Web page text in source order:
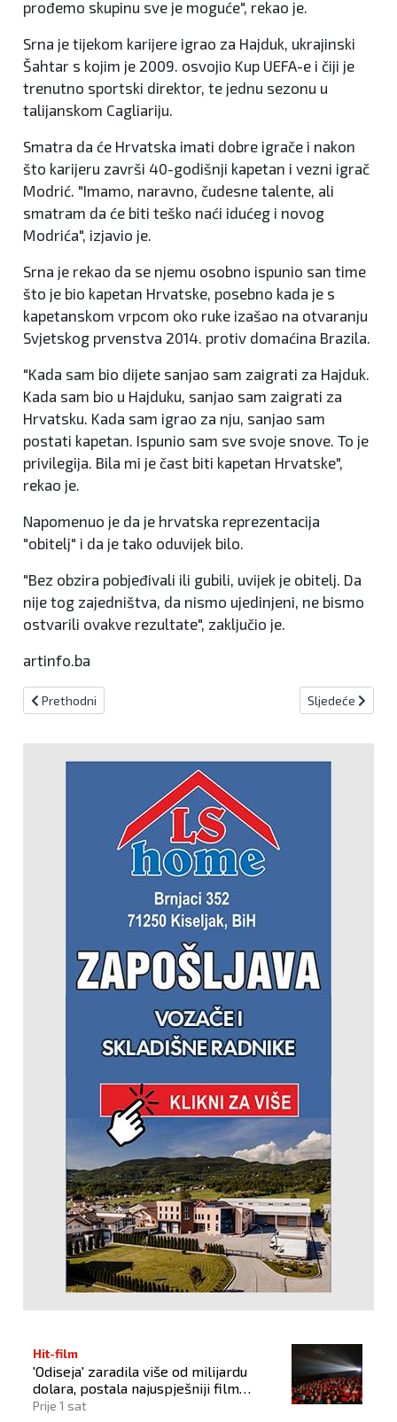
prođemo skupinu sve je moguće", rekao je.
Srna je tijekom karijere igrao za Hajduk, ukrajinski
Šahtar s kojim je 2009. osvojio Kup UEFA-e i čiji je
trenutno sportski direktor, te jednu sezonu u
talijanskom Cagliariju.
Smatra da će Hrvatska imati dobre igrače i nakon
što karijeru završi 40-godišnji kapetan i vezni igrač
Modrić. "Imamo, naravno, čudesne talente, ali
smatram da će biti teško naći idućeg i novog
Modrića", izjavio je.
Srna je rekao da se njemu osobno ispunio san time
što je bio kapetan Hrvatske, posebno kada je s
kapetanskom vrpcom oko ruke izašao na otvaranju
Svjetskog prvenstva 2014. protiv domaćina Brazila.
"Kada sam bio dijete sanjao sam zaigrati za Hajduk.
Kada sam bio u Hajduku, sanjao sam zaigrati za
Hrvatsku. Kada sam igrao za nju, sanjao sam
postati kapetan. Ispunio sam sve svoje snove. To je
privilegija. Bila mi je čast biti kapetan Hrvatske",
rekao je.
Napomenuo je da je hrvatska reprezentacija
"obitelj" i da je tako oduvijek bilo.
"Bez obzira pobjeđivali ili gubili, uvijek je obitelj. Da
nije tog zajedništva, da nismo ujedinjeni, ne bismo
ostvarili ovakve rezultate", zaključio je.
artinfo.ba
Prethodni članak: Moramo ozbiljno razgovarati u neiskrenom
Prethodni Sljedeći
Sljedeće
Hit-film
'Odiseja' zaradila više od milijardu
dolara, postala najuspješniji film
Christophera Nolana
Prije 1 sat